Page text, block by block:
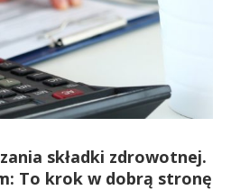
składki zdrowotnej.
To krok w dobrą stronę